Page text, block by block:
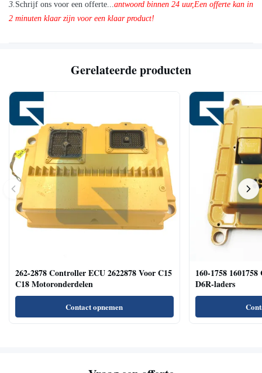
3. Schrijf ons voor een offerte... antwoord binnen 24 uur,Een offerte kan in
2 minuten klaar zijn voor een klaar product!
Gerelateerde producten
262-2878 Controller ECU 2622878 Voor C15
C18 Motoronderdelen
Contact opnemen
160-1758
D6R-laders